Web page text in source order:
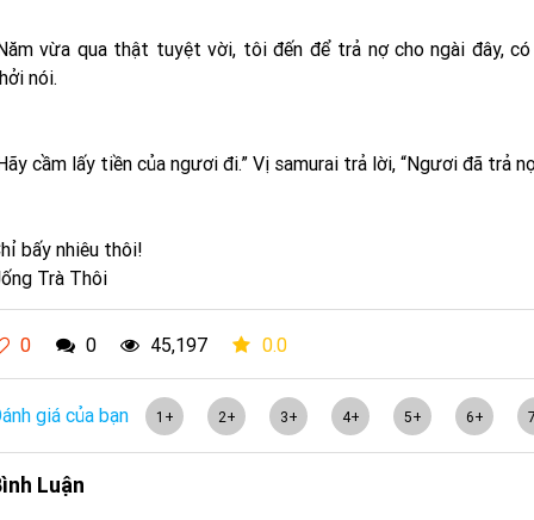
vừa qua thật tuyệt vời, tôi đến để trả nợ cho ngài đây,
nói.
cầm lấy tiền của ngươi đi.” Vị samurai trả lời, “Ngươi đã trả
bấy nhiêu thôi!
Trà Thôi
0 0 45,197 0.0
giá của bạn 1+ 2+ 3+ 4+ 5+ 6+
Luận